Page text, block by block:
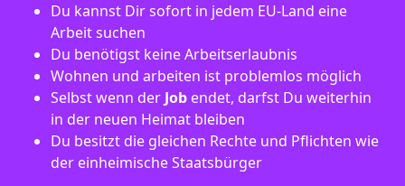
Du kannst Dir sofort in jedem EU-Land eine
Arbeit suchen
Du benötigst keine Arbeitserlaubnis
Wohnen und arbeiten ist problemlos möglich
Selbst wenn der Job endet, darfst Du weiterhin
in der neuen Heimat bleiben
Du besitzt die gleichen Rechte und Pflichten wie
der einheimische Staatsbürger